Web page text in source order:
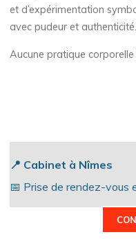
et d’expérimentation
avec pudeur et authenticité.
Aucune pratique corporelle
📍 Cabinet à Nîmes
📅 Prise de rendez-vous